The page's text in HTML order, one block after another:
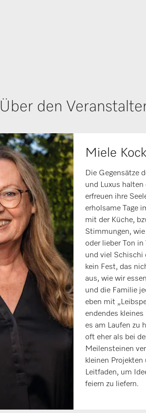
Über den
Miele
Die Gegensätze
und Luxus halten
erfreuen ihre
erholsame Tage
mit der Küche,
Stimmungen,
oder lieber Ton
und viel Schischi
kein Fest, das
aus, wie wir
und die Familie
eben mit
endendes
es am Laufen zu
oft eher als bei
Meilensteinen
kleinen
Leitfaden, um
feiern zu liefern.